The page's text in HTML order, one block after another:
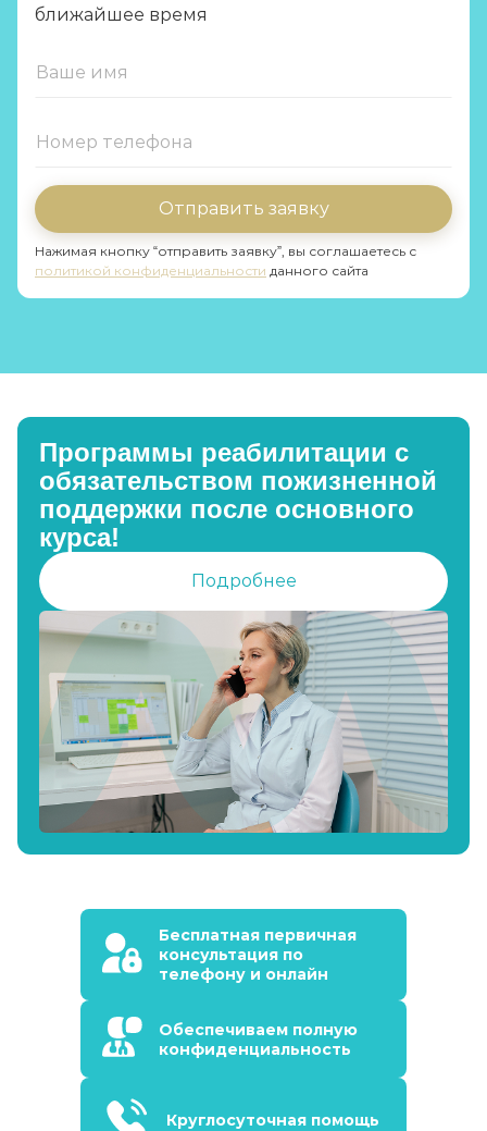
ближайшее время
Отправить заявку
Нажимая кнопку “отправить заявку”, вы соглашаетесь с
политикой конфиденциальности данного сайта
Программы реабилитации с
обязательством пожизненной
поддержки после основного
курса!
Подробнее
Бесплатная первичная
консультация по
телефону и онлайн
Обеспечиваем полную
конфиденциальность
Круглосуточная помощь